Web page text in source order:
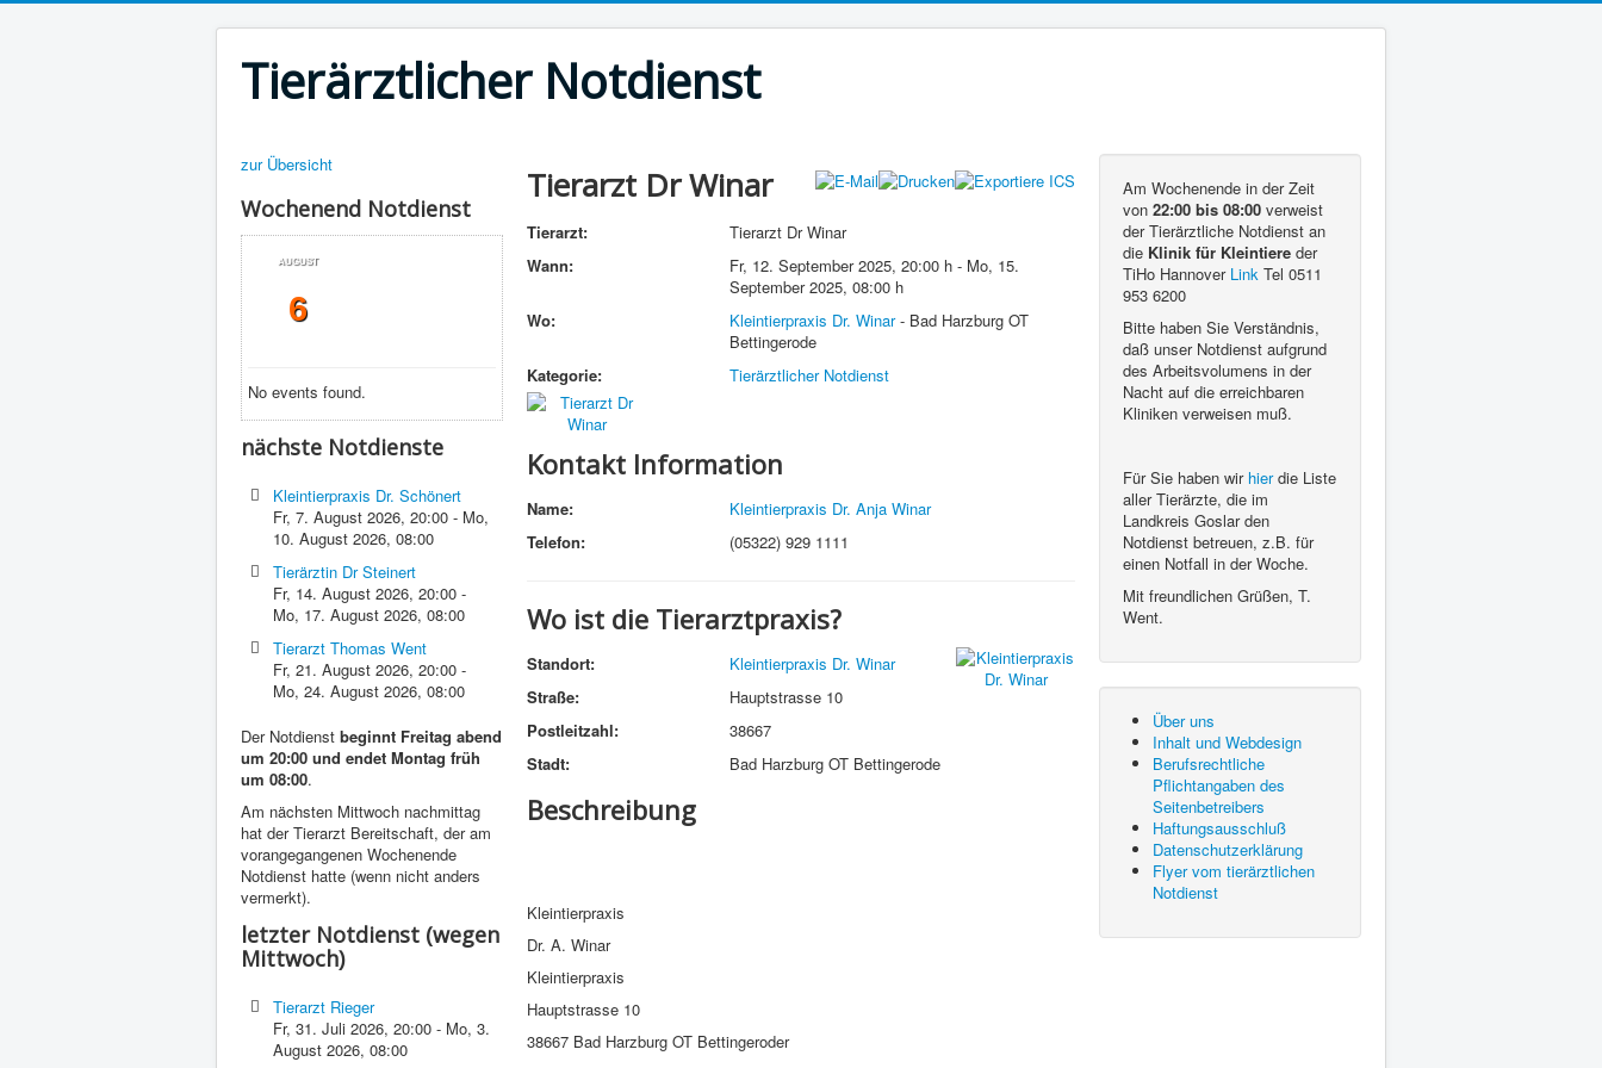
Tierärztlicher Notdienst
zur Übersicht
Wochenend Notdienst
AUGUST
6
No events found.
nächste Notdienste
Kleintierpraxis Dr. Schönert
Fr, 7. August 2026,20:00 - Mo,
10. August 2026,08:00
Tierärztin Dr Steinert
Fr, 14. August 2026,20:00 -
Mo, 17. August 2026,08:00
Tierarzt Thomas Went
Fr, 21. August 2026,20:00 -
Mo, 24. August 2026,08:00
Der Notdienst beginnt Freitag abend
um 20:00 und endet Montag früh
um 08:00.
Am nächsten Mittwoch nachmittag
hat der Tierarzt Bereitschaft, der am
vorangegangenen Wochenende
Notdienst hatte (wenn nicht anders
vermerkt).
letzter Notdienst (wegen
Mittwoch)
Tierarzt Rieger
Fr, 31. Juli 2026,20:00 - Mo, 3.
August 2026,08:00
Tierarzt Dr Winar
Tierarzt:
Tierarzt Dr Winar
Wann:
Fr, 12. September 2025, 20:00 h - Mo, 15.
September 2025, 08:00 h
Wo:
Kleintierpraxis Dr. Winar- Bad Harzburg OT
Bettingerode
Kategorie:
Tierärztlicher Notdienst
Kontakt Information
Name:
Kleintierpraxis Dr. Anja Winar
Telefon:
(05322) 929 1111
Wo ist die Tierarztpraxis?
Standort:
Kleintierpraxis Dr. Winar
Straße:
Hauptstrasse 10
Postleitzahl:
38667
Stadt:
Bad Harzburg OT Bettingerode
Beschreibung
Kleintierpraxis
Dr. A. Winar
Kleintierpraxis
Hauptstrasse 10
38667 Bad Harzburg OT Bettingeroder
Am Wochenende in der Zeit
von 22:00 bis 08:00 verweist
der Tierärztliche Notdienst an
die Klinik für Kleintiere der
TiHo Hannover Link Tel 0511
953 6200
Bitte haben Sie Verständnis,
daß unser Notdienst aufgrund
des Arbeitsvolumens in der
Nacht auf die erreichbaren
Kliniken verweisen muß.
Für Sie haben wir hierdie Liste
aller Tierärzte, die im
Landkreis Goslar den
Notdienst betreuen, z.B. für
einen Notfall in der Woche.
Mit freundlichen Grüßen, T.
Went.
Über uns
Inhalt und Webdesign
Berufsrechtliche
Pflichtangaben des
Seitenbetreibers
Haftungsausschluß
Datenschutzerklärung
Flyer vom tierärztlichen
Notdienst